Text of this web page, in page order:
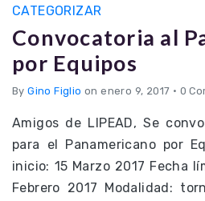
CATEGORIZAR
Convocatoria al
por Equipos
ByGino Figlio on enero 9, 2017 • 0
Amigos de LIPEAD, Se
para el Panamericano por
inicio: 15 Marzo 2017 Fecha
Febrero 2017 Modalidad: